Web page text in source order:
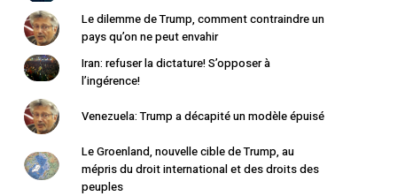
Le dilemme de Trump, comment contraindre un
pays qu’on ne peut envahir
Iran: refuser la dictature! S’opposer à
l’ingérence!
Venezuela: Trump a décapité un modèle épuisé
Le Groenland, nouvelle cible de Trump, au
mépris du droit international et des droits des
peuples